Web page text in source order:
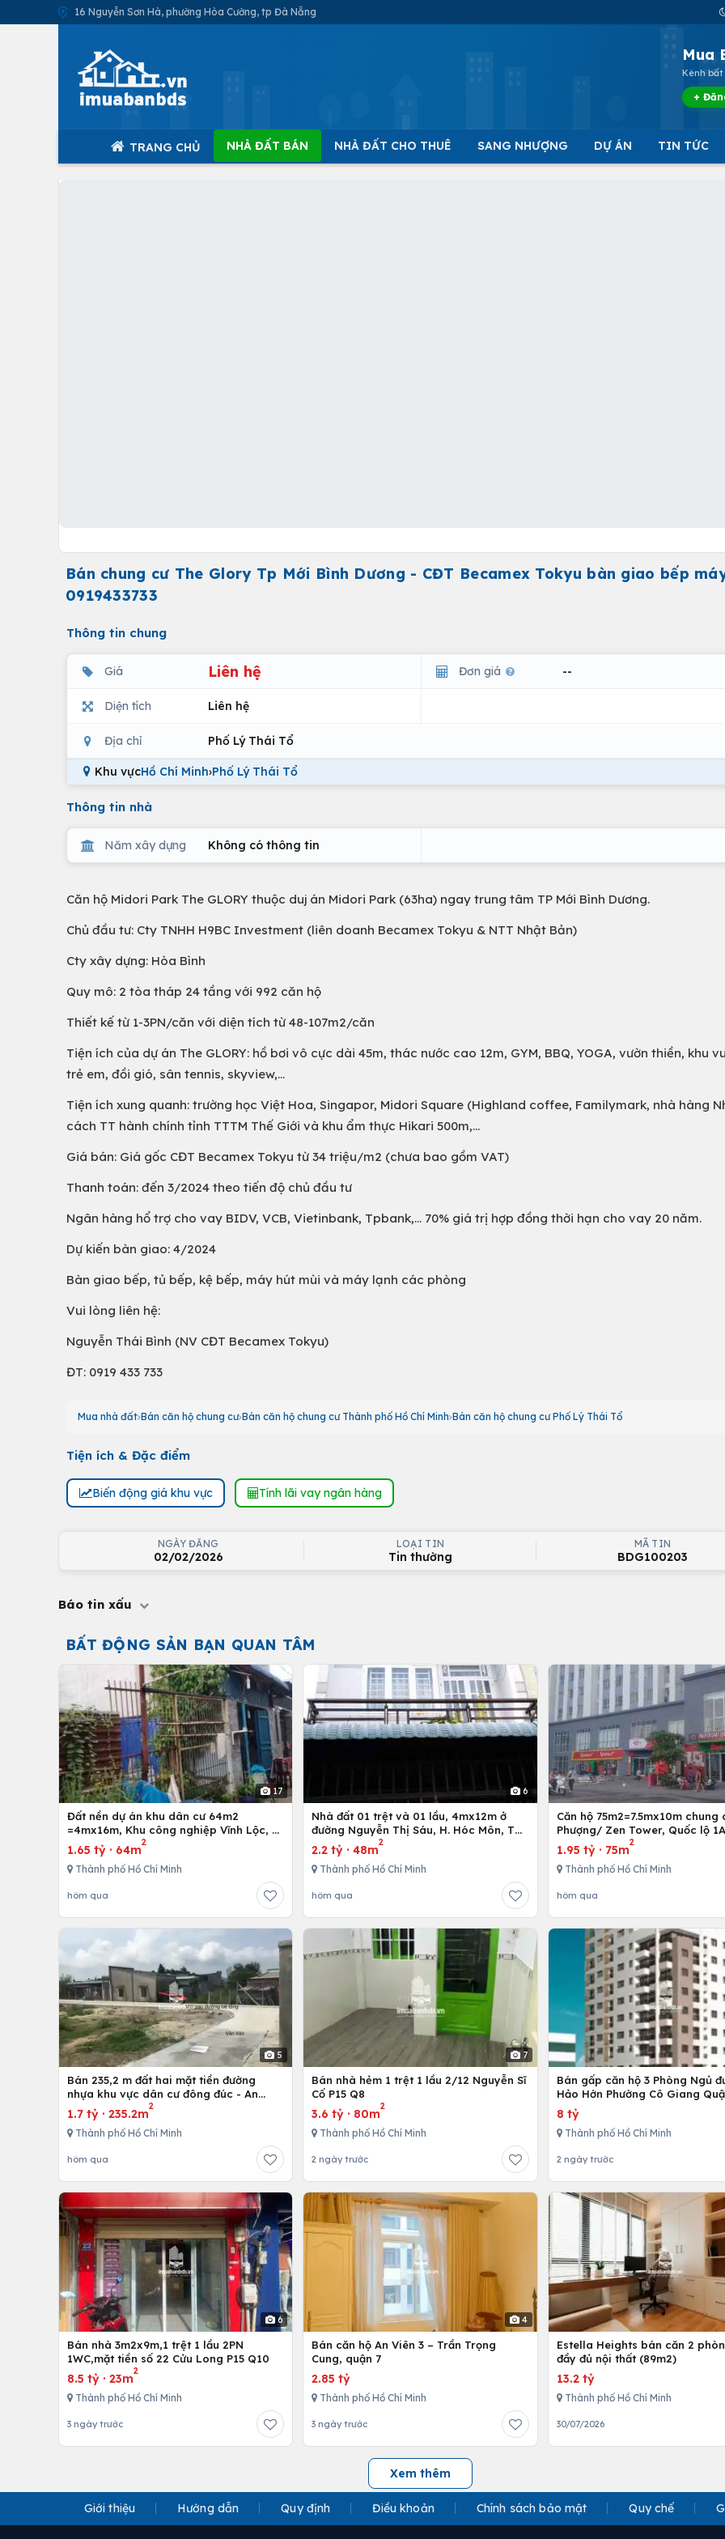
16 Nguyễn Sơn Hà, phường Hòa Cường, tp Đà Nẵng
Mua
Kênh
+
TRANG CHỦ NHÀ ĐẤT BÁN NHÀ ĐẤT CHO THUÊ SANG NHƯỢNG DỰ ÁN TIN TỨC
Bán chung cư The Glory Tp Mới Bình Dương - CĐT Becamex Tokyu bàn giao bếp
0919433733
Thông tin chung
Giá Liên hệ Đơn giá --
Diện tích Liên hệ
Địa chỉ Phố Lý Thái Tổ
Khu vựcHồ Chí Minh›Phố Lý Thái Tổ
Thông tin nhà
Năm xây dựng Không có thông tin
Căn hộ Midori Park The GLORY thuộc duj án Midori Park (63ha) ngay trung tâm TP Mới Bình Dương.
Chủ đầu tư: Cty TNHH H9BC Investment (liên doanh Becamex Tokyu & NTT Nhật Bản)
Cty xây dựng: Hòa Bình
Quy mô: 2 tòa tháp 24 tầng với 992 căn hộ
Thiết kế từ 1-3PN/căn với diện tích từ 48-107m2/căn
Tiện ích của dự án The GLORY: hồ bơi vô cực dài 45m, thác nước cao 12m, GYM, BBQ, YOGA, vườn thiền, khu
trẻ em, đồi gió, sân tennis, skyview,...
Tiện ích xung quanh: trường học Việt Hoa, Singapor, Midori Square (Highland coffee, Familymark, nhà hàng
cách TT hành chính tỉnh TTTM Thế Giới và khu ẩm thực Hikari 500m,...
Giá bán: Giá gốc CĐT Becamex Tokyu từ 34 triệu/m2 (chưa bao gồm VAT)
Thanh toán: đến 3/2024 theo tiến độ chủ đầu tư
Ngân hàng hổ trợ cho vay BIDV, VCB, Vietinbank, Tpbank,... 70% giá trị hợp đồng thời hạn cho vay 20 năm.
Dự kiến bàn giao: 4/2024
Bàn giao bếp, tủ bếp, kệ bếp, máy hút mùi và máy lạnh các phòng
Vui lòng liên hệ:
Nguyễn Thái Bình (NV CĐT Becamex Tokyu)
ĐT: 0919 433 733
Mua nhà đất Bán căn hộ chung cư Bán căn hộ chung cư Thành phố Hồ Chí Minh Bán căn hộ chung cư Phố Lý Thái Tổ
Tiện ích & Đặc điểm
Biến động giá khu vực Tính lãi vay ngân hàng
NGÀY ĐĂNG
02/02/2026
LOẠI TIN
Tin thường
MÃ TIN
BDG100203
Báo tin xấu
BẤT ĐỘNG SẢN BẠN QUAN TÂM
17
Đất nền dự án khu dân cư 64m2
=4mx16m, Khu công nghiệp Vĩnh Lộc, H.
Bình Chánh, Tp. Hồ Chí Minh
1.65 tỷ · 64m
2
Thành phố Hồ Chí Minh
hôm qua
6
Nhà đất 01 trệt và 01 lầu, 4mx12m ở
đường Nguyễn Thị Sáu, H. Hóc Môn, Tp.
Hồ Chí Minh
2.2 tỷ ·48m
2
Thành phố Hồ Chí Minh
hôm qua
Căn hộ 75m2=7.5mx10m chung
Phượng/ Zen Tower, Quốc lộ
12,Tp. Hồ Chí Minh, Việt Nam
1.95 tỷ· 75m
2
Thành phố Hồ Chí Minh
hôm qua
5
Bán 235,2 m đất hai mặt tiền đường
nhựa khu vực dân cư đông đúc - An
nhứt-Long Điền - Bà Rịa
1.7 tỷ · 235.2m
2
Thành phố Hồ Chí Minh
hôm qua
7
Bán nhà hẻm 1 trệt 1 lầu 2/12 Nguyễn Sĩ
Cố P15 Q8
3.6 tỷ · 80m
2
Thành phố Hồ Chí Minh
2 ngày trước
Bán gấp căn hộ 3 Phòng Ngủ
Hảo Hớn Phường Cô Giang
8 tỷ
Thành phố Hồ Chí Minh
2 ngày trước
6
Bán nhà 3m2x9m,1 trệt 1 lầu 2PN
1WC,mặt tiền số 22 Cửu Long P15 Q10
8.5 tỷ · 23m
2
Thành phố Hồ Chí Minh
3 ngày trước
4
Bán căn hộ An Viên 3 – Trần Trọng
Cung, quận 7
2.85 tỷ
Thành phố Hồ Chí Minh
3 ngày trước
Estella Heights bán căn 2
đầy đủ nội thất (89m2)
13.2 tỷ
Thành phố Hồ Chí Minh
30/07/2026
Xem thêm
Giới thiệu Hướng dẫn Quy định Điều khoản Chính sách bảo mật Quy chế